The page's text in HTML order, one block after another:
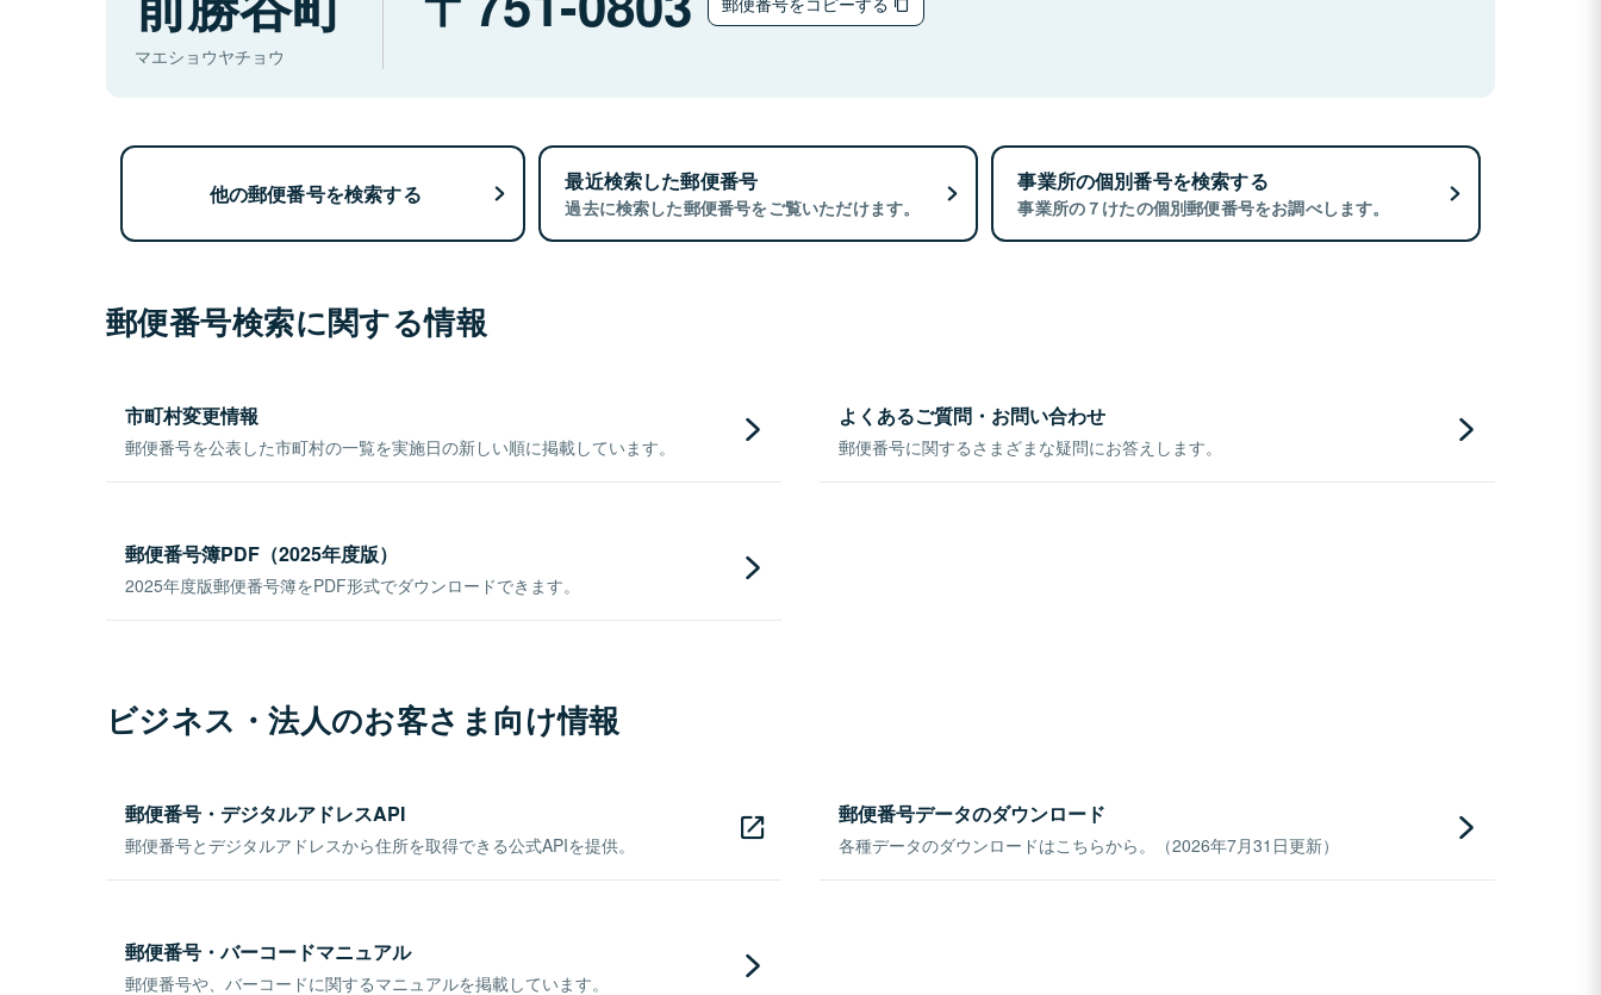
マエショウヤチョウ
他の郵便番号を検索する 最近検索した郵便番号
過去に検索した郵便番号をご覧いただけます。
事業所の個別番号を検索する
事業所の７けたの個別郵便番号をお調べします。
郵便番号検索に関する情報
市町村変更情報
郵便番号を公表した市町村の一覧を実施日の新しい順に掲載しています。
よくあるご質問・お問い合わせ
郵便番号に関するさまざまな疑問にお答えします。
郵便番号簿PDF（2025年度版）
2025年度版郵便番号簿をPDF形式でダウンロードできます。
ビジネス・法人のお客さま向け情報
郵便番号・デジタルアドレスAPI
郵便番号とデジタルアドレスから住所を取得できる公式APIを提供。
郵便番号データのダウンロード
各種データのダウンロードはこちらから。（2026年7月31日更新）
郵便番号・バーコードマニュアル
郵便番号や、バーコードに関するマニュアルを掲載しています。